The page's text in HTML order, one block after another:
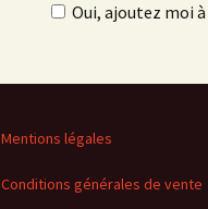
Oui, ajoutez moi
Mentions légales
Conditions générales de vente